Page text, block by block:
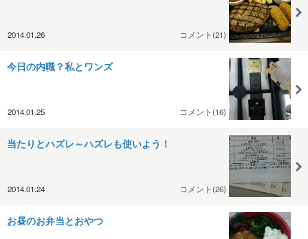
2014.01.26 コメント(21)
今日の内職？私とワンズ
2014.01.25 コメント(16)
当たりとハズレ～ハズレも使いよう！
2014.01.24 コメント(26)
お昼のお弁当とおやつ